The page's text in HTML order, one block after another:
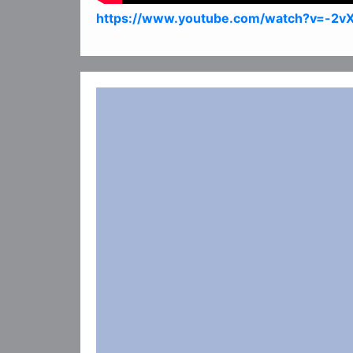
https://www.youtube.com/watch?v=-